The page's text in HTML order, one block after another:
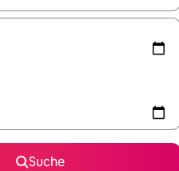
Suche